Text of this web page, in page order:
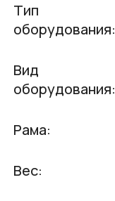
Тип
оборудования:
Вид
оборудования:
Рама:
Вес: